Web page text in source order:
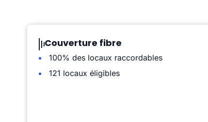
Couverture fibre
100% des locaux raccordables
121 locaux éligibles